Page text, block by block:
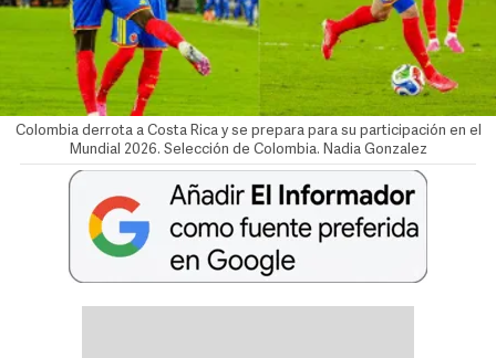
Colombia derrota a Costa Rica y se prepara para su participación en el
Mundial 2026. Selección de Colombia. Nadia Gonzalez